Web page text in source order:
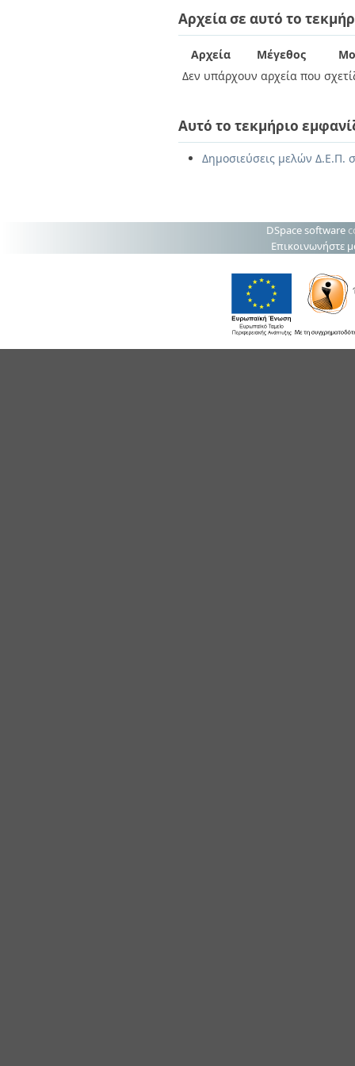
Αρχεία σε αυτό το
Αρχεία Μέγεθος
Δεν υπάρχουν αρχεία που
Αυτό το τεκμήριο
Δημοσιεύσεις μελών Δ.Ε.Π.
DSpace software
Επικοινωνήστε